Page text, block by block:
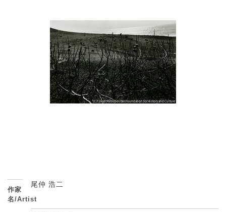
作家
名/Artist
尾仲 浩二